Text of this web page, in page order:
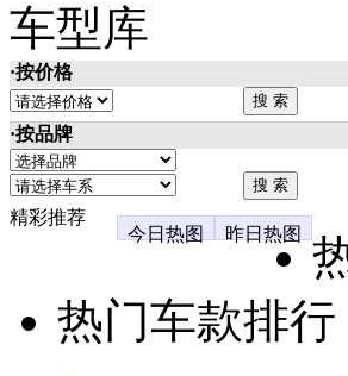
车型库
·按价格
·按品牌
精彩推荐
今日热图
昨日热图
热门车款排行